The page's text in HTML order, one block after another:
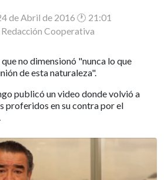
de Abril de 2016 🕐 21:01
Redacción Cooperativa
no dimensionó "nunca lo que
de esta naturaleza".
publicó un video donde volvió a
proferidos en su contra por el